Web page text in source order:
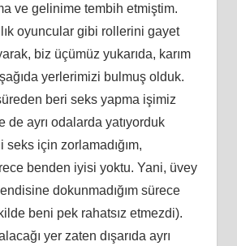
ve gelinime tembih etmiştim.
oyuncular gibi rollerini gayet
biz üçümüz yukarıda, karım
yerlerimizi bulmuş olduk.
beri seks yapma işimiz
de ayrı odalarda yatıyorduk
için zorlamadığım,
benden iyisi yoktu. Yani, üvey
dokunmadığım sürece
beni pek rahatsız etmezdi).
yer zaten dışarıda ayrı